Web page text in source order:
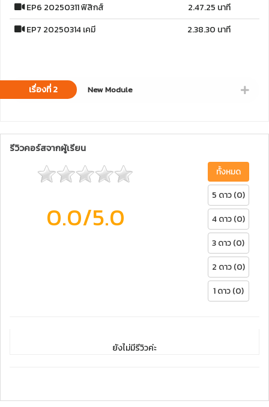
EP6 20250311 ฟิสิกส์
2.47.25 นาที
EP7 20250314 เคมี
2.38.30 นาที
เรื่องที่ 2 New Module
รีวิวคอร์สจากผู้เรียน
0.0/5.0
ทั้งหมด
5 ดาว (0)
4 ดาว (0)
3 ดาว (0)
2 ดาว (0)
1 ดาว (0)
ยังไม่มีรีวิวค่ะ